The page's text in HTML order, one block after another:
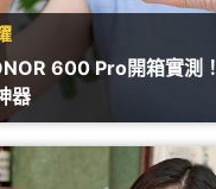
600 Pro開箱實測
器